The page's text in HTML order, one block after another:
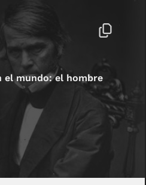
el mundo: el hombre